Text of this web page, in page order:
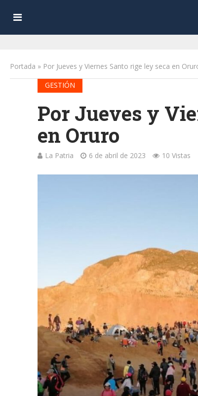
Portada » Por Jueves y Viernes Santo rige ley seca en
GESTIÓN
Por Jueves y
en Oruro
La Patria 6 de abril de 2023 10 Vistas